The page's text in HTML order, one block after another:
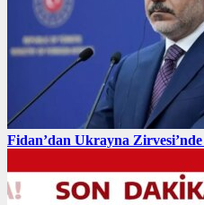
Fidan’dan Ukrayna